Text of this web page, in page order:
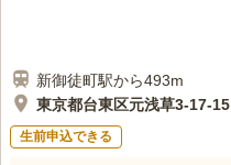
新御徒町駅から493m
東京都台東区元浅草3-17-15
生前申込できる